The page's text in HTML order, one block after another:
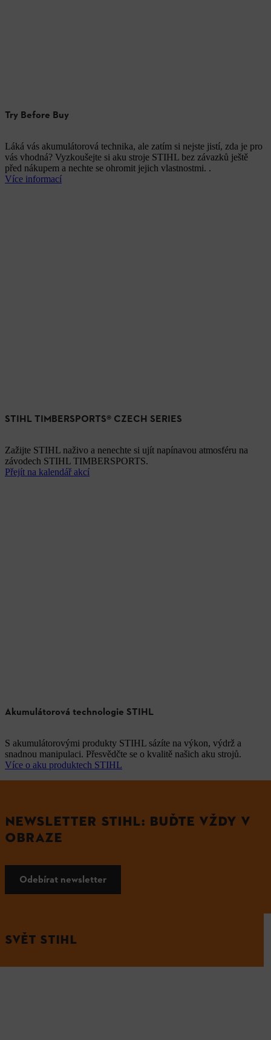
Try Before Buy
Láká vás akumulátorová technika, ale zatím si nejste jistí, zda je pro
vás vhodná? Vyzkoušejte si aku stroje STIHL bez závazků ještě
před nákupem a nechte se ohromit jejich vlastnostmi. .
Více informací
STIHL TIMBERSPORTS® CZECH SERIES
Zažijte STIHL naživo a nenechte si ujít napínavou atmosféru na
závodech STIHL TIMBERSPORTS.
Přejít na kalendář akcí
Akumulátorová technologie STIHL
S akumulátorovými produkty STIHL sázíte na výkon, výdrž a
snadnou manipulaci. Přesvědčte se o kvalitě našich aku strojů.
Více o aku produktech STIHL
NEWSLETTER STIHL: BUĎTE VŽDY V
OBRAZE
Odebírat newsletter
SVĚT STIHL